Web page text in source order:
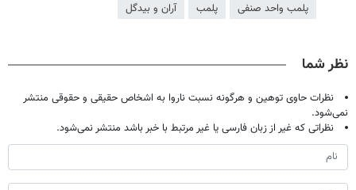
پلمب واحد صنفی پلمب آران و بیدگل
نظر شما
نظرات حاوی توهین و هرگونه نسبت ناروا به اشخاص حقیقی و حقوقی منتشر
نمی‌شود.
نظراتی که غیر از زبان فارسی یا غیر مرتبط با خبر باشد منتشر نمی‌شود.